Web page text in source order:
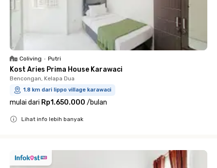
Coliving • Putri
Kost Aries Prima House Karawaci
Bencongan, Kelapa Dua
1.8 km dari lippo village karawaci
mulai dari Rp1.650.000 /bulan
Lihat info lebih banyak